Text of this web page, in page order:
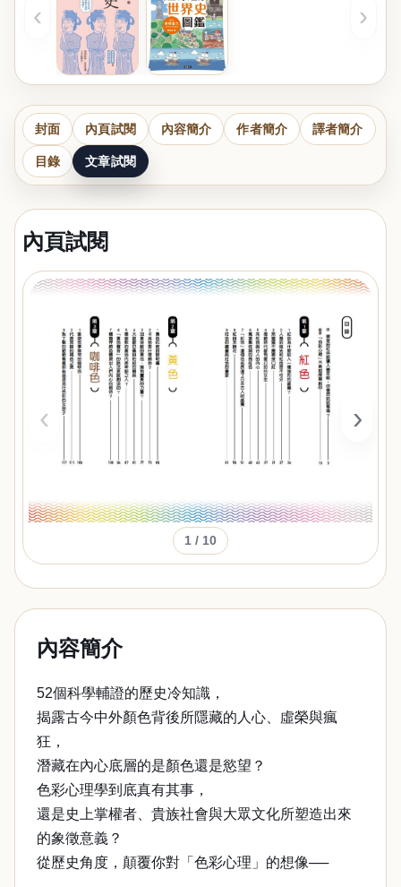
‹ ›
封面 內頁試閱 內容簡介 作者簡介 譯者簡介
目錄 文章試閱
內頁試閱
‹ ›
1 / 10
內容簡介
52個科學輔證的歷史冷知識，
揭露古今中外顏色背後所隱藏的人心、虛榮與瘋
狂，
潛藏在內心底層的是顏色還是慾望？
色彩心理學到底真有其事，
還是史上掌權者、貴族社會與大眾文化所塑造出來
的象徵意義？
從歷史角度，顛覆你對「色彩心理」的想像──